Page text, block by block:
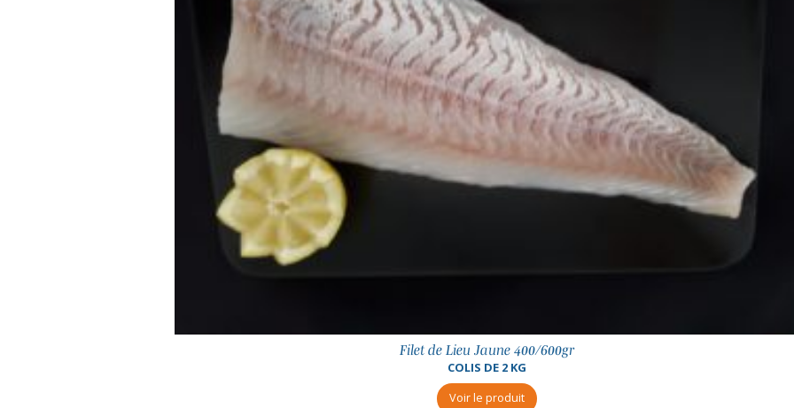
Filet de Lieu Jaune 400/600gr
COLIS DE 2 KG
Voir le produit